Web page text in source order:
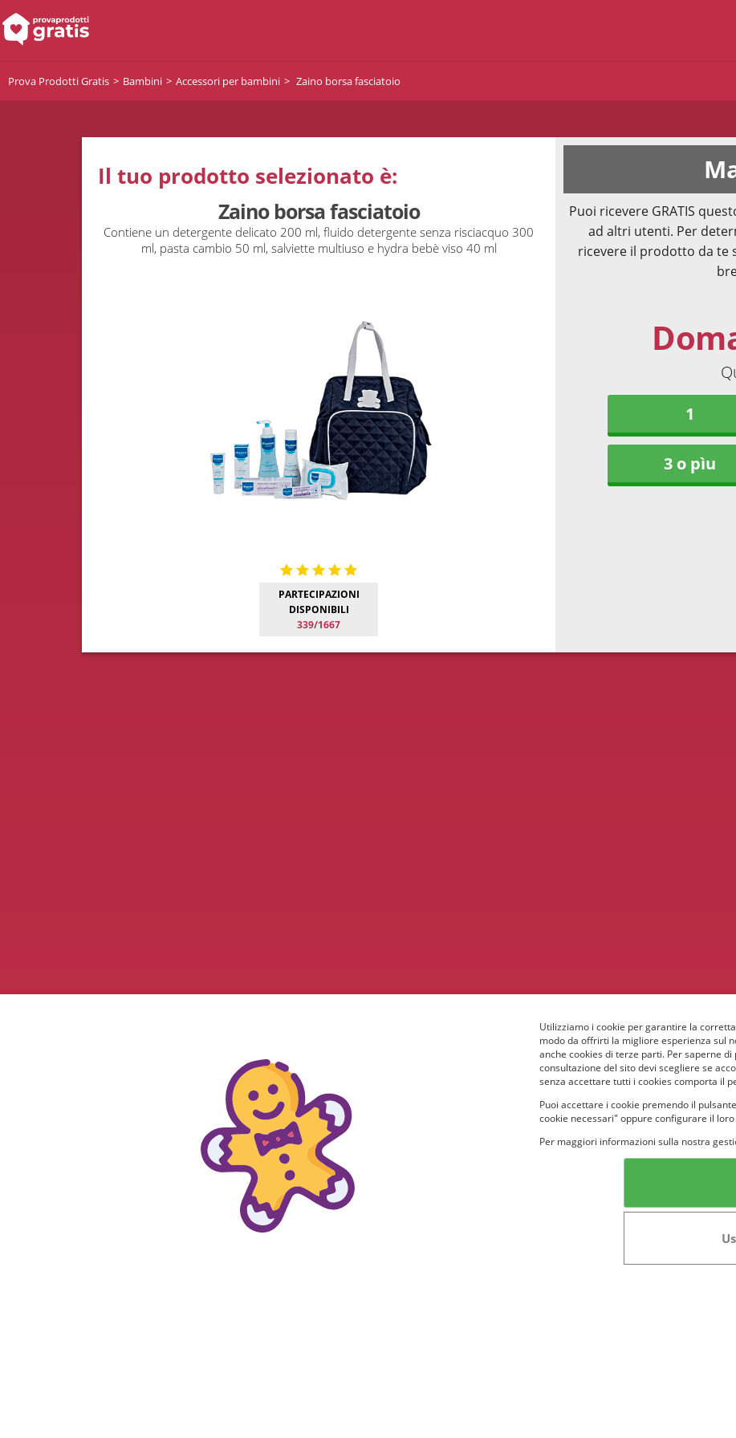
Prova Prodotti Gratis Bambini Accessori per bambini Zaino borsa fasciatoio
Il tuo prodotto selezionato è:
Zaino borsa fasciatoio
Contiene un detergente delicato 200 ml, fluido detergente senza risciacquo 300
ml, pasta cambio 50 ml, salviette multiuso e hydra bebè viso 40 ml
PARTECIPAZIONI
DISPONIBILI
339/1667
Puoi ricevere GRATIS
ad altri utenti. Per
ricevere il prodotto da te
1
3 o pìu
© provaprodottigratis.it 2023 | All Rights Reserved.
Utilizziamo i cookie per garantire la
modo da offrirti la migliore esperienza sul
anche cookies di terze parti. Per saperne
consultazione del sito devi scegliere se
senza accettare tutti i cookies comporta il
Puoi accettare i cookie premendo il
cookie necessari" oppure configurare il
Per maggiori informazioni sulla nostra